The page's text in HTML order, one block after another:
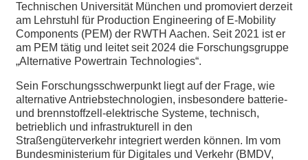
Technischen Universität München und promoviert derzeit
am Lehrstuhl für Production Engineering of E-Mobility
Components (PEM) der RWTH Aachen. Seit 2021 ist er
am PEM tätig und leitet seit 2024 die Forschungsgruppe
„Alternative Powertrain Technologies“.
Sein Forschungsschwerpunkt liegt auf der Frage, wie
alternative Antriebstechnologien, insbesondere batterie-
und brennstoffzell-elektrische Systeme, technisch,
betrieblich und infrastrukturell in den
Straßengüterverkehr integriert werden können. Im vom
Bundesministerium für Digitales und Verkehr (BMDV,